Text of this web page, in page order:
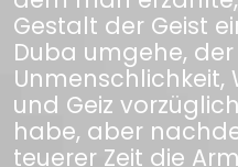
Gestalt der Geist
Duba umgehe,
Unmenschlichkeit,
und Geiz
habe, aber
teuerer Zeit die